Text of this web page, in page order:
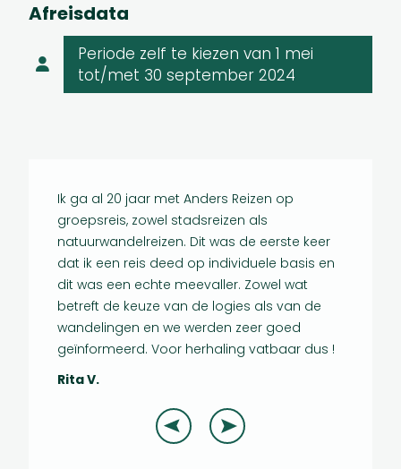
Afreisdata
Periode zelf te kiezen van 1 mei
tot/met 30 september 2024
Ik ga al 20 jaar met Anders Reizen op
groepsreis, zowel stadsreizen als
natuurwandelreizen. Dit was de eerste keer
dat ik een reis deed op individuele basis en
dit was een echte meevaller. Zowel wat
betreft de keuze van de logies als van de
wandelingen en we werden zeer goed
geïnformeerd. Voor herhaling vatbaar dus !
Rita V.